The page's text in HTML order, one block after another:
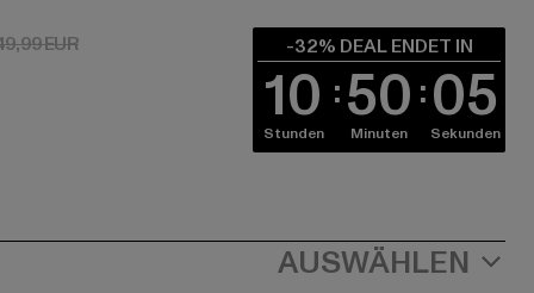
EUR
EURAktionspreis: 49,99 EUR
-32% DEAL ENDET IN
10
Stunden 50
Minuten 04
Sekunden
AUSWÄHLEN